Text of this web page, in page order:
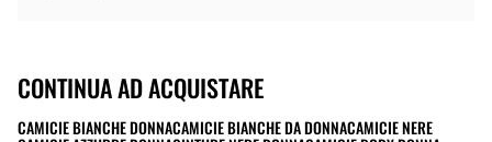
CONTINUA AD ACQUISTARE
CAMICIE BIANCHE DONNACAMICIE BIANCHE DA DONNACAMICIE NERE